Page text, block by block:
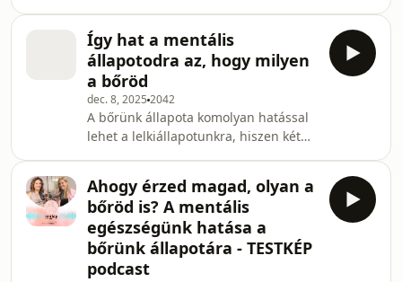
szépség) című sorozat által felvetett
kérdésekről. Te meddig mennél el,
hogy tökéletes legyél? Learn more
about your ad choices. Visit
megaphone.fm/adchoices
Így hat a mentális
állapotodra az, hogy milyen
a bőröd
dec. 8, 2025 2042
A bőrünk állapota komolyan hatással
lehet a lelkiállapotunkra, hiszen két
a lelkiállapotunkat, hanem fordítva is
igaz: a bőrünk állapota, akár jó, akár
rossz, az hatással lehet arra, hogyan
érezzük magunkat belül. Így a
bőrápolás és a lelki jóllét komoly
Ahogy érzed magad, olyan a
bőröd is? A mentális
egészségünk hatása a
bőrünk állapotára - TESTKÉP
podcast